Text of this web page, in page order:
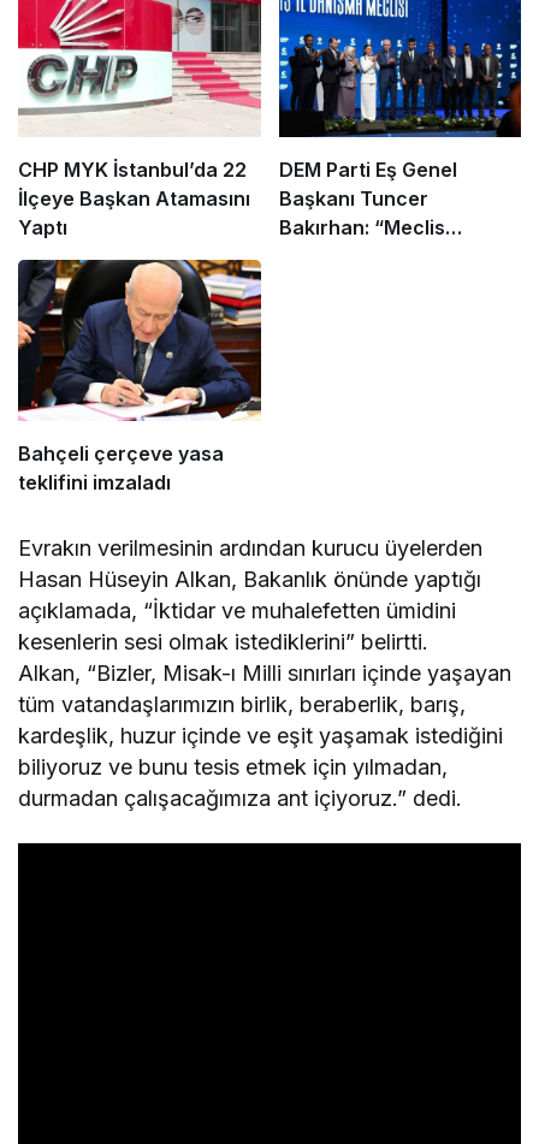
CHP MYK İstanbul’da 22
İlçeye Başkan Atamasını
Yaptı
DEM Parti Eş Genel
Başkanı Tuncer
Bakırhan: “Meclis
Bahçeli çerçeve yasa
teklifini imzaladı
Evrakın verilmesinin ardından kurucu üyelerden
Hasan Hüseyin Alkan, Bakanlık önünde yaptığı
açıklamada, “İktidar ve muhalefetten ümidini
kesenlerin sesi olmak istediklerini” belirtti.
Alkan, “Bizler, Misak-ı Milli sınırları içinde yaşayan
tüm vatandaşlarımızın birlik, beraberlik, barış,
kardeşlik, huzur içinde ve eşit yaşamak istediğini
biliyoruz ve bunu tesis etmek için yılmadan,
durmadan çalışacağımıza ant içiyoruz.” dedi.